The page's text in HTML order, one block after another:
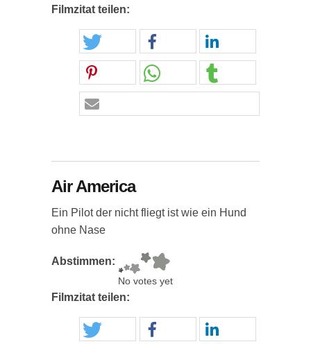
Filmzitat teilen:
Air America
Ein Pilot der nicht fliegt ist wie ein Hund
ohne Nase
Abstimmen:
No votes yet
Filmzitat teilen: